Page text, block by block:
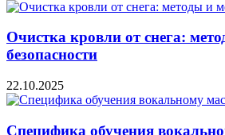
Очистка кровли от снега:
безопасности
22.10.2025
Специфика обучения